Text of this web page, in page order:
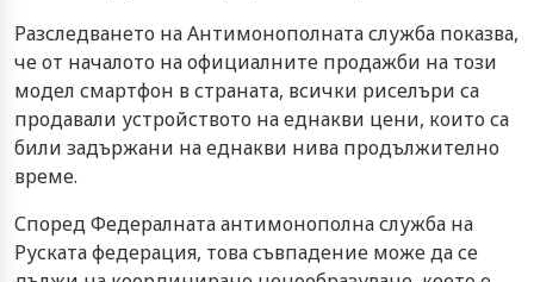
Разследването на Антимонополната служба показва,
че от началото на официалните продажби на този
модел смартфон в страната, всички риселъри са
продавали устройството на еднакви цени, които са
били задържани на еднакви нива продължително
време.
Според Федералната антимонополна служба на
Руската федерация, това съвпадение може да се